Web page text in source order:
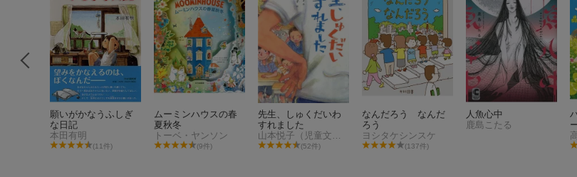
願いがかなうふしぎ
な日記
本田有明
(11件)
ムーミンハウスの春
夏秋冬
トーベ・ヤンソン
(9件)
先生、しゅくだいわ
すれました
(52件)
なんだろう なんだ
ろう
ヨシタケシンスケ
(137件)
人魚心中
鹿島こたる